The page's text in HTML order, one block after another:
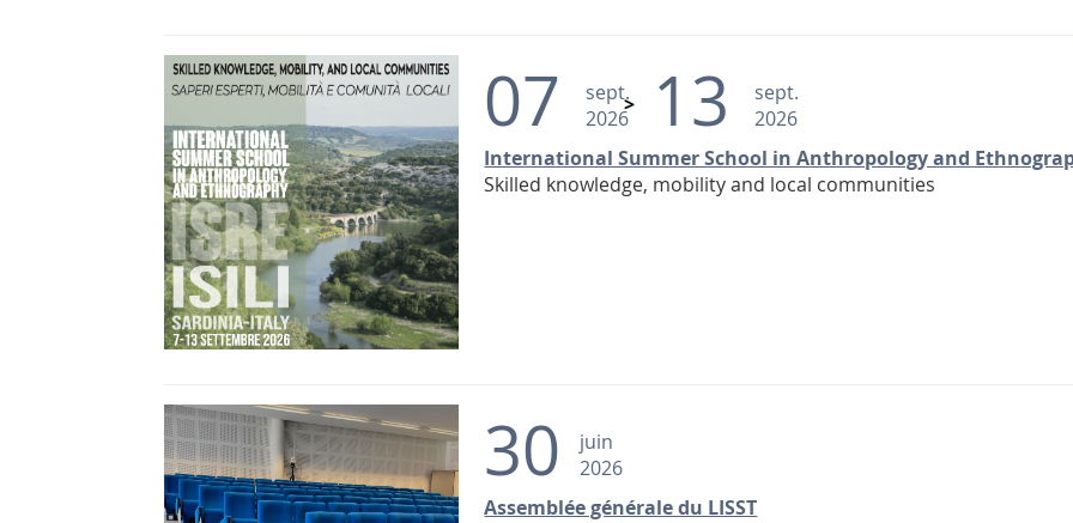
07
sept.
2026
13
sept.
2026
International Summer School in Anthropology and
Skilled knowledge, mobility and local communities
30
juin
2026
Assemblée générale du LISST